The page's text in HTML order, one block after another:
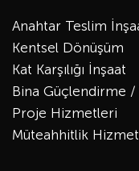
Anahtar Teslim
Kentsel Dönüşüm
Kat Karşılığı İnşaat
Bina Güçlendirme /
Proje Hizmetleri
Müteahhitlik